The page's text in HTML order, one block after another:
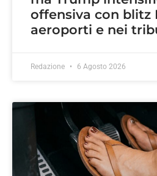
offensiva con blitz
aeroporti e nei
Redazione 6 Agosto 2026